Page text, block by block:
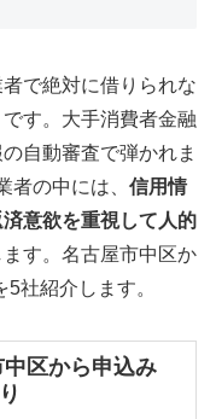
で絶対に借りられな
す。大手消費者金融
自動審査で弾かれま
者の中には、 信用情
意欲を重視して人的
す。名古屋市中区か
社紹介します。
区から申込み